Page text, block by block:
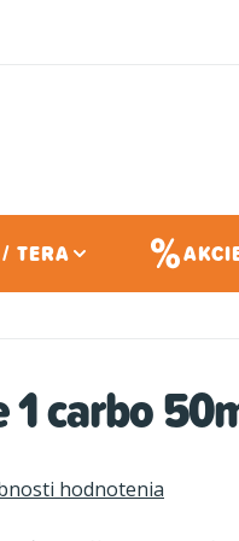
TERA
1 carbo
hodnotenia